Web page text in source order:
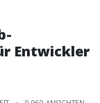
Entwickler